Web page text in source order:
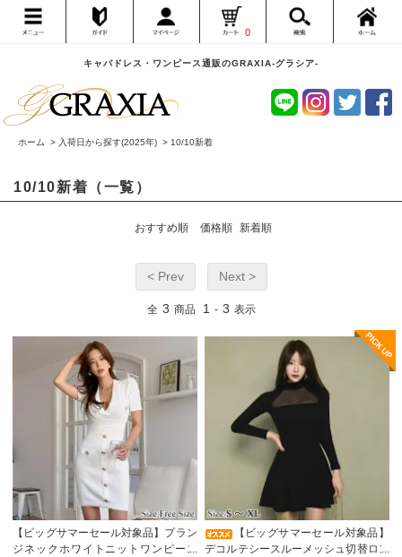
キャバドレス・ワンピース通販のGRAXIA-グラシア-
0
ホーム > 入荷日から探す(2025年) > 10/10新着
10/10新着（一覧）
おすすめ順 価格順 新着順
< Prev Next >
全 3 商品 1 - 3 表示
【ビッグサマーセール対象品】プラン
ジネックホワイトニットワンピース
【ビッグサマーセール対象品】
デコルテシースルーメッシュ切替ロン